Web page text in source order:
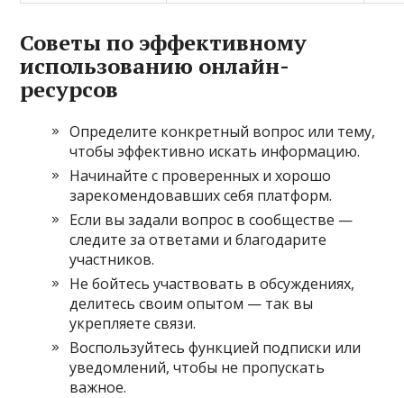
Советы по эффективному
использованию онлайн-
ресурсов
Определите конкретный вопрос или тему,
чтобы эффективно искать информацию.
Начинайте с проверенных и хорошо
зарекомендовавших себя платформ.
Если вы задали вопрос в сообществе —
следите за ответами и благодарите
участников.
Не бойтесь участвовать в обсуждениях,
делитесь своим опытом — так вы
укрепляете связи.
Воспользуйтесь функцией подписки или
уведомлений, чтобы не пропускать
важное.